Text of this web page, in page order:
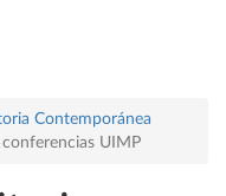
Contemporánea
UIMP